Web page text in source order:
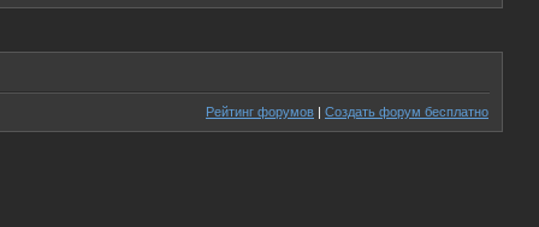
Рейтинг форумов | Создать форум бесплатно